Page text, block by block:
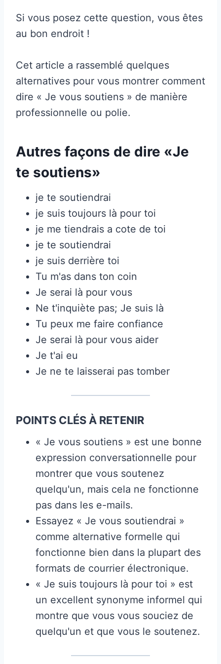
Si vous posez cette question, vous êtes
au bon endroit !
Cet article a rassemblé quelques
alternatives pour vous montrer comment
dire « Je vous soutiens » de manière
professionnelle ou polie.
Autres façons de dire «Je
te soutiens»
je te soutiendrai
je suis toujours là pour toi
je me tiendrais a cote de toi
je te soutiendrai
je suis derrière toi
Tu m'as dans ton coin
Je serai là pour vous
Ne t'inquiète pas; Je suis là
Tu peux me faire confiance
Je serai là pour vous aider
Je t'ai eu
Je ne te laisserai pas tomber
POINTS CLÉS À RETENIR
« Je vous soutiens » est une bonne
expression conversationnelle pour
montrer que vous soutenez
quelqu'un, mais cela ne fonctionne
pas dans les e-mails.
Essayez « Je vous soutiendrai »
comme alternative formelle qui
fonctionne bien dans la plupart des
formats de courrier électronique.
« Je suis toujours là pour toi » est
un excellent synonyme informel qui
montre que vous vous souciez de
quelqu'un et que vous le soutenez.